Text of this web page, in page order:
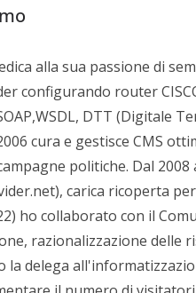
alla sua passione di
configurando router
DTT (Digitale
cura e gestisce CMS
politiche. Dal
carica ricoperta
ho collaborato con il
razionalizzazione delle
la delega